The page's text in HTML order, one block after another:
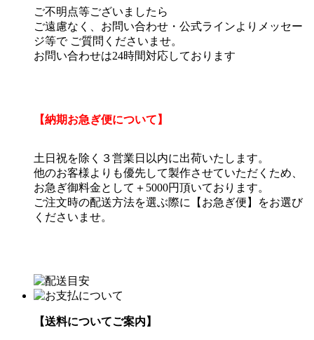
ご不明点等ございましたら
ご遠慮なく、お問い合わせ・公式ラインよりメッセー
ジ等で ご質問くださいませ。
お問い合わせは24時間対応しております
【納期お急ぎ便について】
土日祝を除く３営業日以内に出荷いたします。
他のお客様よりも優先して製作させていただくため、
お急ぎ御料金として＋5000円頂いております。
ご注文時の配送方法を選ぶ際に【お急ぎ便】をお選び
くださいませ。
【送料についてご案内】